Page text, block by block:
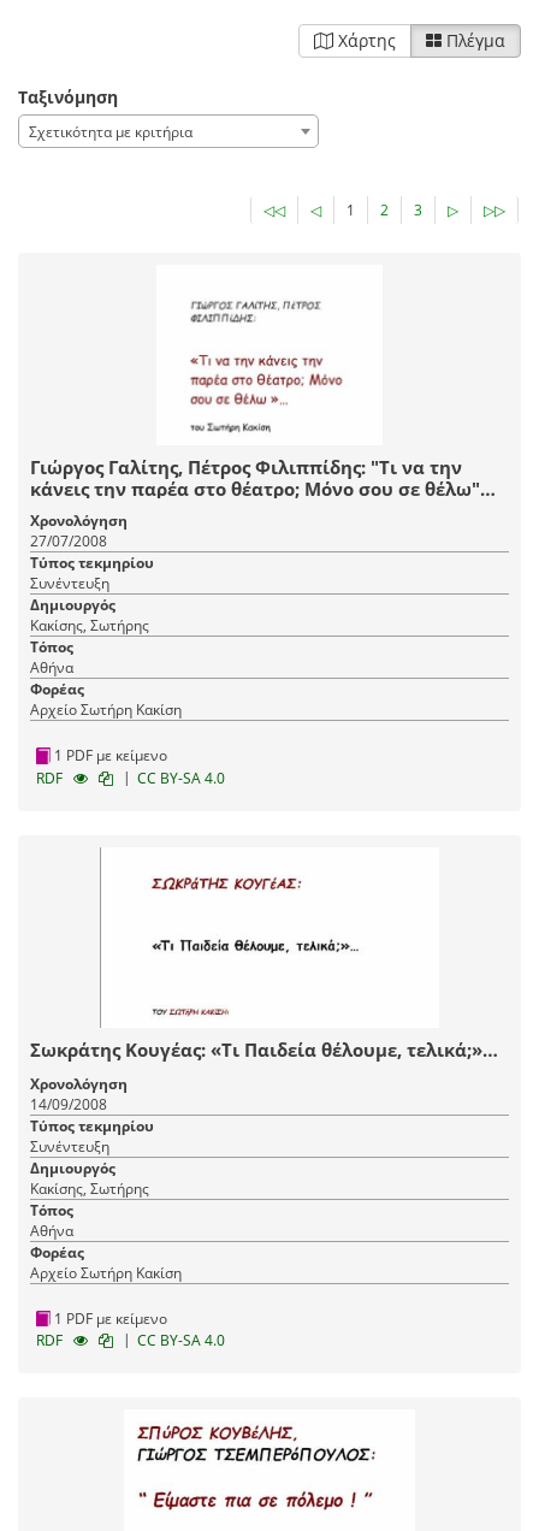
Χάρτης Πλέγμα
Ταξινόμηση
Σχετικότητα με κριτήρια
◁◁ ◁ 1 2 3 ▷ ▷▷
Γιώργος Γαλίτης, Πέτρος Φιλιππίδης: "Τι να την
κάνεις την παρέα στο θέατρο; Μόνο σου σε θέλω"…
Χρονολόγηση
27/07/2008
Τύπος τεκμηρίου
Συνέντευξη
Δημιουργός
Κακίσης, Σωτήρης
Τόπος
Αθήνα
Φορέας
Αρχείο Σωτήρη Κακίση
1 PDF με κείμενο
RDF
| CC BY-SA 4.0
Σωκράτης Κουγέας: «Τι Παιδεία θέλουμε, τελικά;»…
Χρονολόγηση
14/09/2008
Τύπος τεκμηρίου
Συνέντευξη
Δημιουργός
Κακίσης, Σωτήρης
Τόπος
Αθήνα
Φορέας
Αρχείο Σωτήρη Κακίση
1 PDF με κείμενο
RDF
| CC BY-SA 4.0